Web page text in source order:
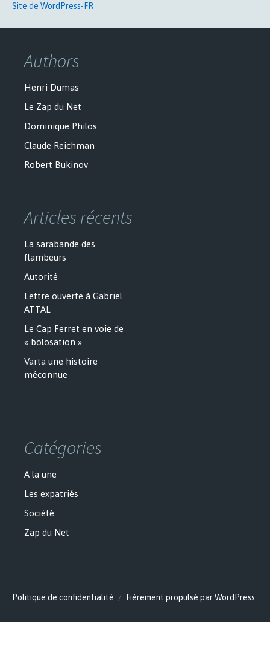
Site de WordPress-FR
Authors
Henri Dumas
Le Zap du Net
Dominique Philos
Claude Reichman
Robert Bukinov
Articles récents
La sarabande des
flambeurs
Autorité
Lettre ouverte à Gabriel
ATTAL
Le Cap Ferret en voie de
« bolosation ».
Varta une histoire
méconnue
Catégories
A la une
Les expatriés
Société
Zap du Net
Politique de confidentialité Fièrement propulsé par WordPress